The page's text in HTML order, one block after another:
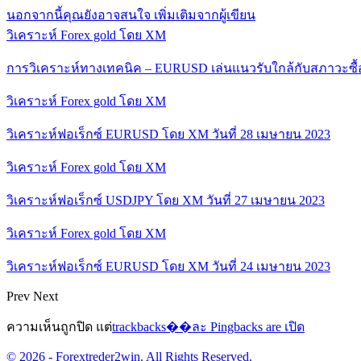
นอกจากนี้คุณยังอาจสนใจ เพิ่มเติมจากผู้เขียน
วิเคราะห์ Forex gold โดย XM
การวิเคราะห์ทางเทคนิค – EURUSD เล่นแนวรับใกล้กับสภาวะซื้
วิเคราะห์ Forex gold โดย XM
วิเคราะห์ฟอเร็กซ์ EURUSD โดย XM วันที่ 28 เมษายน 2023
วิเคราะห์ Forex gold โดย XM
วิเคราะห์ฟอเร็กซ์ USDJPY โดย XM วันที่ 27 เมษายน 2023
วิเคราะห์ Forex gold โดย XM
วิเคราะห์ฟอเร็กซ์ EURUSD โดย XM วันที่ 24 เมษายน 2023
Prev Next
ความเห็นถูกปิด แต่trackbacks��ละ Pingbacks are เปิด
© 2026 - Forextreder2win. All Rights Reserved.